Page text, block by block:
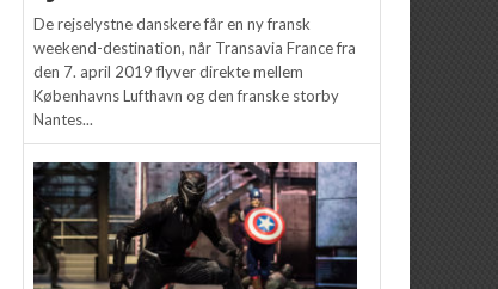
De rejselystne danskere får en ny fransk
weekend-destination, når Transavia France fra
den 7. april 2019 flyver direkte mellem
Københavns Lufthavn og den franske storby
Nantes...